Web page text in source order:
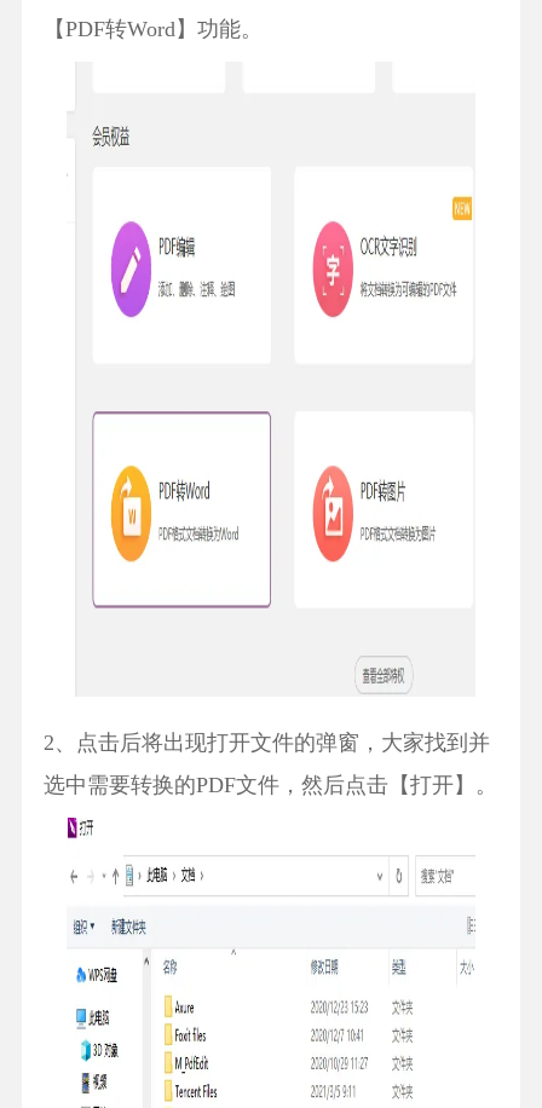
【PDF转Word】功能。
2、点击后将出现打开文件的弹窗，大家找到并
选中需要转换的PDF文件，然后点击【打开】。